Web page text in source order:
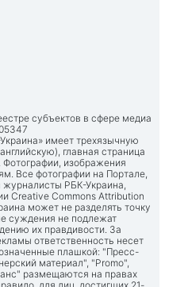
субъектов в сфере медиа
имеет трехязычную
главная страница
. Фотографии, изображения
Все фотографии на Портале,
РБК-Украина,
Creative Commons Attribution
может не разделять точку
суждения не подлежат
их правдивости. За
ответственность несет
плашкой: "Пресс-
материал", "Promo",
размещаются на правах